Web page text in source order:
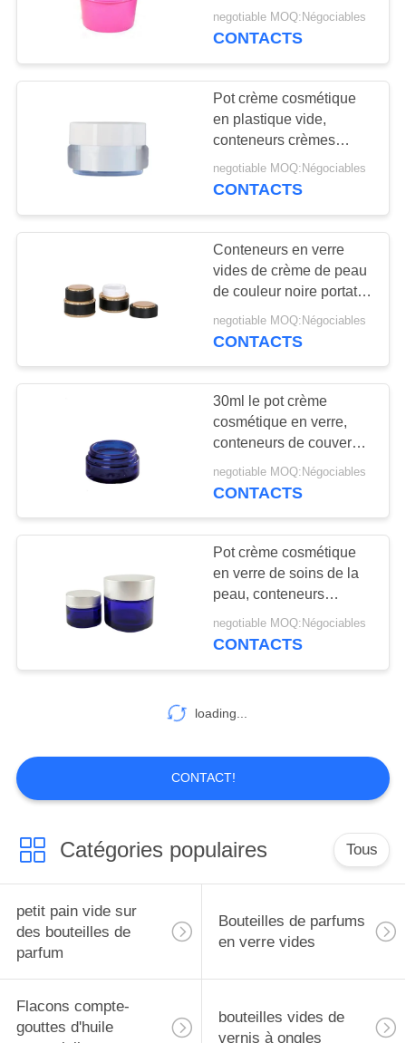
PLAN
PRIVACY
POLICY
Des récipients vides
de rouge à lèvres
10
Capuchon à
29
Pompe de
pulvérisateur de
brume
48
Pompes à lotion
63
Une gouttelette.
13
pour l'emballage de
crème de soins de la
negotiable MOQ:Négociables
CONTACTS
Pot crème cosmétique
en plastique vide,
conteneurs crèmes
cosmétiques de soins de
la peau
negotiable MOQ:Négociables
CONTACTS
Conteneurs en verre
vides de crème de peau
de couleur noire portatifs
avec le couvercle assorti
negotiable MOQ:Négociables
CONTACTS
30ml le pot crème
cosmétique en verre,
conteneurs de couvercle
à visser pour écrème et
des lotions
negotiable MOQ:Négociables
CONTACTS
Pot crème cosmétique
en verre de soins de la
peau, conteneurs
crèmes en verre vides
negotiable MOQ:Négociables
CONTACTS
loading...
CONTACT!
Catégories populaires Tous
petit pain vide sur
des bouteilles de
parfum
Bouteilles de parfums
en verre vides
Flacons compte-
gouttes d'huile
bouteilles vides de
vernis à ongles